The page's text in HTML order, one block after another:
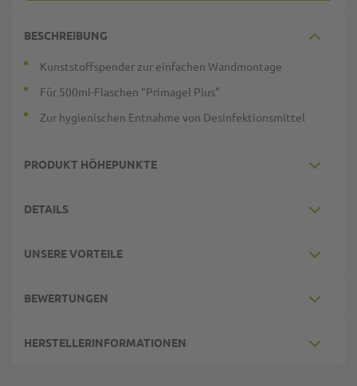
BESCHREIBUNG
Kunststoffspender zur einfachen Wandmontage
Für 500ml-Flaschen "Primagel Plus"
Zur hygienischen Entnahme von Desinfektionsmittel
PRODUKT HÖHEPUNKTE
DETAILS
UNSERE VORTEILE
BEWERTUNGEN
HERSTELLERINFORMATIONEN